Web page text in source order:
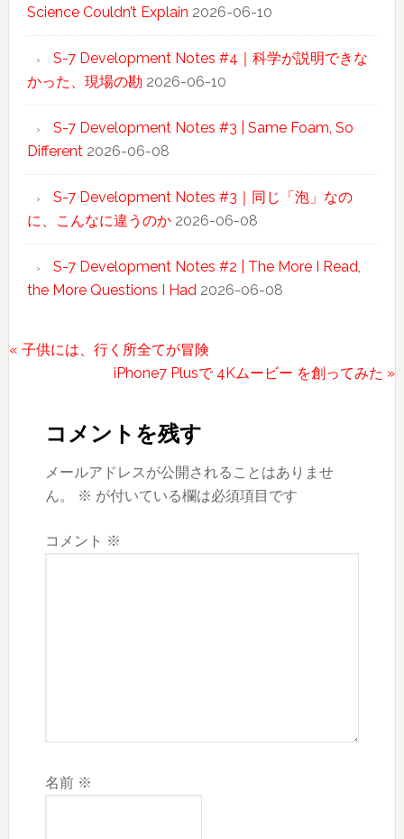
Science Couldn’t Explain 2026-06-10
S-7 Development Notes #4｜科学が説明できな
かった、現場の勘 2026-06-10
S-7 Development Notes #3 | Same Foam, So
Different 2026-06-08
S-7 Development Notes #3｜同じ「泡」なの
に、こんなに違うのか 2026-06-08
S-7 Development Notes #2 | The More I Read,
the More Questions I Had 2026-06-08
前
« 子供には、行く所全てが冒険
次
稿:
iPhone7 Plusで 4Kムービー を創ってみた »
Interactions
コメントを残す
メールアドレスが公開されることはありませ
ん。
※ が付いている欄は必須項目です
コメント ※
名前 ※